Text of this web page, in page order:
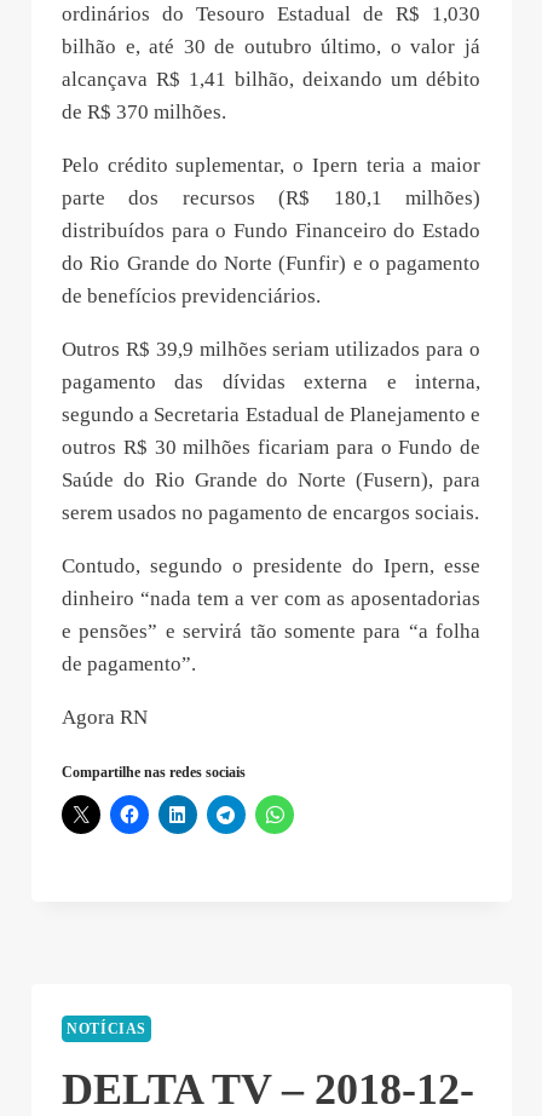
ordinários do Tesouro Estadual de R$ 1,030
bilhão e, até 30 de outubro último, o valor já
alcançava R$ 1,41 bilhão, deixando um débito
de R$ 370 milhões.
Pelo crédito suplementar, o Ipern teria a maior
parte dos recursos (R$ 180,1 milhões)
distribuídos para o Fundo Financeiro do Estado
do Rio Grande do Norte (Funfir) e o pagamento
de benefícios previdenciários.
Outros R$ 39,9 milhões seriam utilizados para o
pagamento das dívidas externa e interna,
segundo a Secretaria Estadual de Planejamento e
outros R$ 30 milhões ficariam para o Fundo de
Saúde do Rio Grande do Norte (Fusern), para
serem usados no pagamento de encargos sociais.
Contudo, segundo o presidente do Ipern, esse
dinheiro “nada tem a ver com as aposentadorias
e pensões” e servirá tão somente para “a folha
de pagamento”.
Agora RN
Compartilhe nas redes sociais
NOTÍCIAS
DELTA TV – 2018-12-